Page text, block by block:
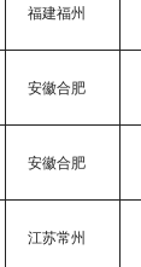
福建福州
安徽合肥
安徽合肥
江苏常州